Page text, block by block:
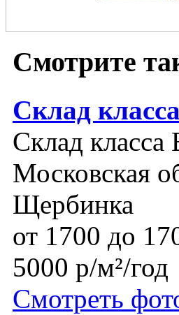
Смотрите
Склад
Склад класса
Московская
Щербинка
от 1700 до
5000 р/м²/год
Смотреть